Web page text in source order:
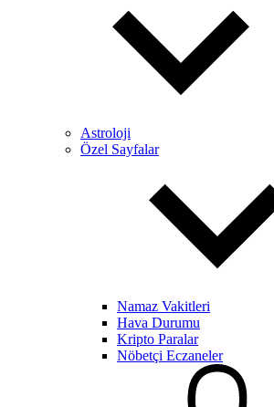
Astroloji
Özel Sayfalar
Namaz Vakitleri
Hava Durumu
Kripto Paralar
Nöbetçi Eczaneler